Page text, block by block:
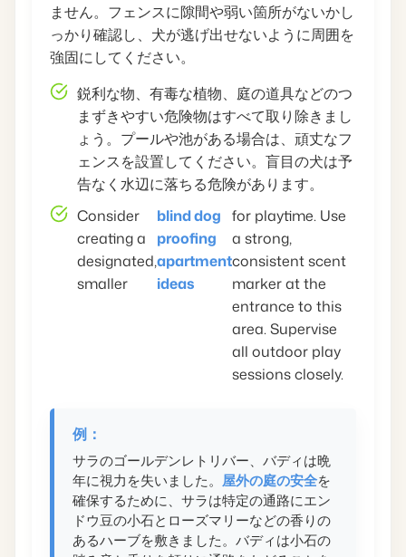
ません。フェンスに隙間や弱い箇所がないかし
っかり確認し、犬が逃げ出せないように周囲を
強固にしてください。
鋭利な物、有毒な植物、庭の道具などのつ
まずきやすい危険物はすべて取り除きまし
ょう。プールや池がある場合は、頑丈なフ
ェンスを設置してください。盲目の犬は予
告なく水辺に落ちる危険があります。
Consider
creating a
designated,
smaller
blind dog
proofing
apartment
ideas
for playtime. Use
a strong,
consistent scent
marker at the
entrance to this
area. Supervise
all outdoor play
sessions closely.
例：
サラのゴールデンレトリバー、バディは晩
年に視力を失いました。 屋外の庭の安全を
確保するために、サラは特定の通路にエン
ドウ豆の小石とローズマリーなどの香りの
あるハーブを敷きました。バディは小石の